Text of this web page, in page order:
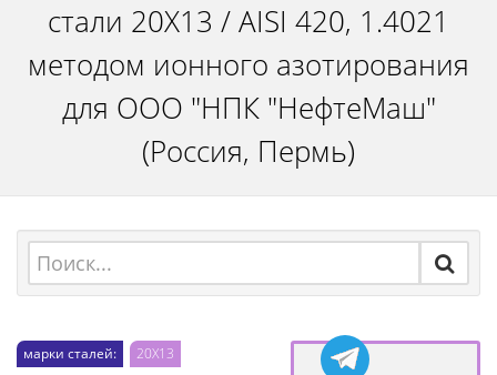
стали 20Х13 / AISI 420, 1.4021
методом ионного азотирования
для ООО "НПК "НефтеМаш"
(Россия, Пермь)
марки сталей: 20Х13